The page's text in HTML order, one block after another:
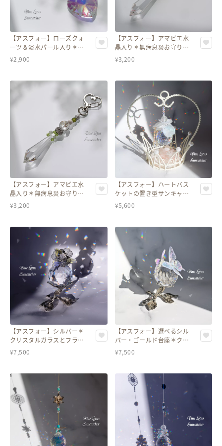
【アスフォー】ローズクォ
ーツ＆淡水パール入り＊
2WAYハートキーホルダー
／サンキャッチャー
¥2,900
【アスフォー】アマビエ水
晶入り＊無病息災お守り
2WAYキーホルダー／サン
キャッチャー（ピンク系）
¥3,200
【アスフォー】アマビエ水
晶入り＊無病息災お守り
2WAYキーホルダー／サン
キャッチャー（グリーン
¥3,200
【アスフォー】ハートバス
ケットの置き型サンキャッ
チャー＊ローズクォーツ＆
水晶のさざれ付き／浄化ス
¥5,600
【アスフォー】シルバー＊
クリスタルガラスとフラワ
ーモチーフのオーナメント
／置き型サンキャッチャー
¥7,500
【アスフォー】選べるシル
バー・ゴールド台座＊クリ
スタルガラスと蝶モチーフ
のオーナメント／置き型サ
¥7,500